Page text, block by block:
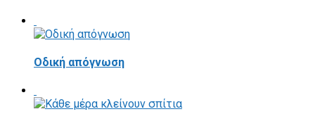
Οδική απόγνωση